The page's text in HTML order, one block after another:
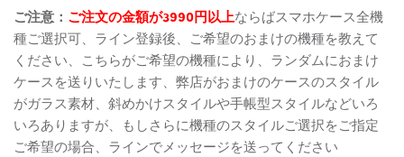
ご注意： ご注文の金額が3990円以上ならばスマホケース全機
種ご選択可、ライン登録後、ご希望のおまけの機種を教えて
ください、こちらがご希望の機種により、ランダムにおまけ
ケースを送りいたします、弊店がおまけのケースのスタイル
がガラス素材、斜めかけスタイルや手帳型スタイルなどいろ
いろありますが、もしさらに機種のスタイルご選択をご指定
ご希望の場合、ラインでメッセージを送ってください